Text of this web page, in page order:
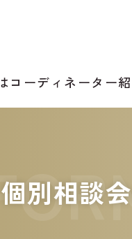
コーディネーター
個別相談